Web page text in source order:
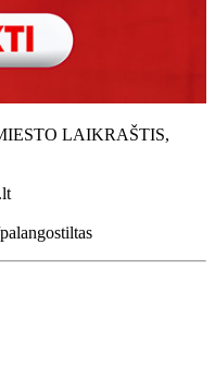
LAIKRAŠTIS,